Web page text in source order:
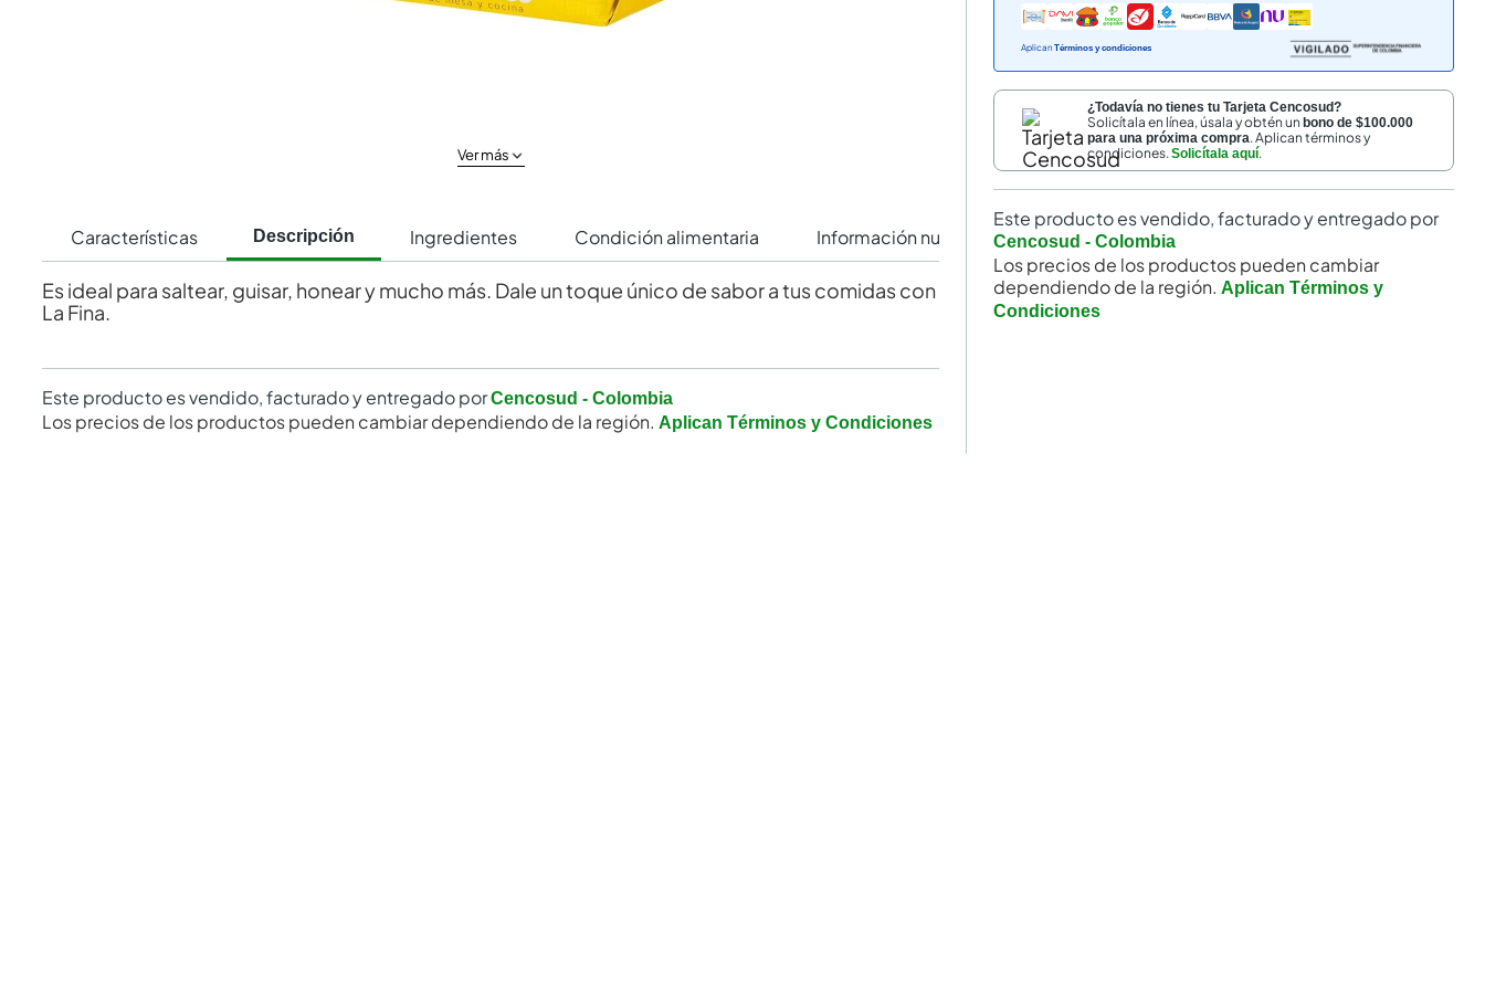
Ver más
Características Descripción Ingredientes Condición alimentaria Información nutricional
Es ideal para saltear, guisar, honear y mucho más. Dale un toque único de sabor a tus comidas con
La Fina.
Este producto es vendido, facturado y entregado porCencosud - Colombia
Los precios de los productos pueden cambiar dependiendo de la región. Aplican Términos y Condiciones
Aplican Términos y condiciones
¿Todavía no tienes tu Tarjeta Cencosud?
Solicítala en línea, úsala y obtén unbono de $100.000
para una próxima compra. Aplican términos y
condiciones.Solicítala aquí.
Este producto es vendido, facturado y entregado por
Cencosud - Colombia
Los precios de los productos pueden cambiar
dependiendo de la región. Aplican Términos y
Condiciones